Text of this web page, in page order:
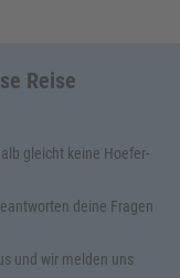
Reise
gleicht keine Hoefer-
deine Fragen
und wir melden uns